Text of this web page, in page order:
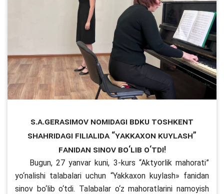
S.A.Gerasimov nomidagi BDKU Toshkent
shahridagi filialida “Yakkaxon kuylash”
fanidan sinov bо‘lib о‘tdi!
Bugun, 27 yanvar kuni, 3-kurs “Aktyorlik mahorati”
yо‘nalishi talabalari uchun “Yakkaxon kuylash» fanidan
sinov bо‘lib о‘tdi. Talabalar о‘z mahoratlarini namoyish